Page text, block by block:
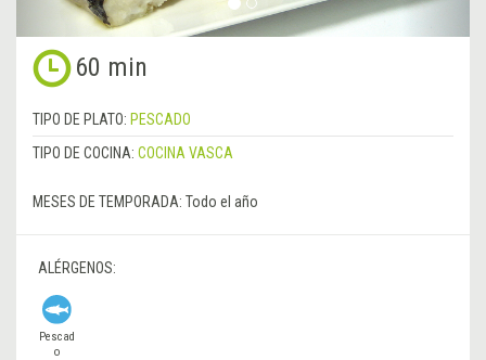
60 min
TIPO DE PLATO: PESCADO
TIPO DE COCINA: COCINA VASCA
MESES DE TEMPORADA: Todo el año
ALÉRGENOS:
Pescad
o